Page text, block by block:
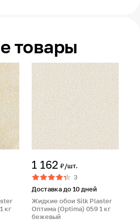
товары
кг
1 162 ₽/шт.
3
Доставка до 10 дней
Жидкие обои Silk Plaster
Оптима (Optima) 059 1 кг
бежевый